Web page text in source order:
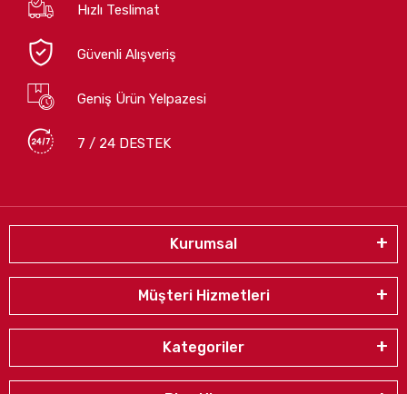
Hızlı Teslimat
Güvenli Alışveriş
Geniş Ürün Yelpazesi
7 / 24 DESTEK
Kurumsal
Müşteri Hizmetleri
Kategoriler